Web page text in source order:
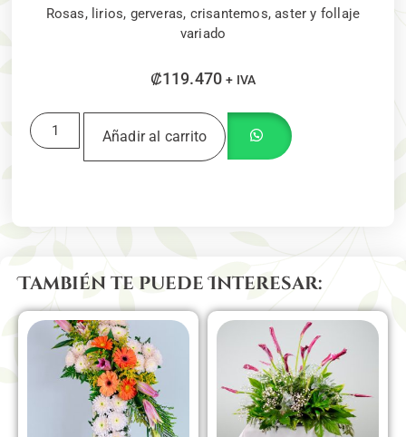
Rosas, lirios, gerveras, crisantemos, aster y follaje
variado
₡119.470 + IVA
Añadir al carrito
También te puede Interesar: